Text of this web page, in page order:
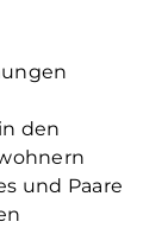
den
und Paare